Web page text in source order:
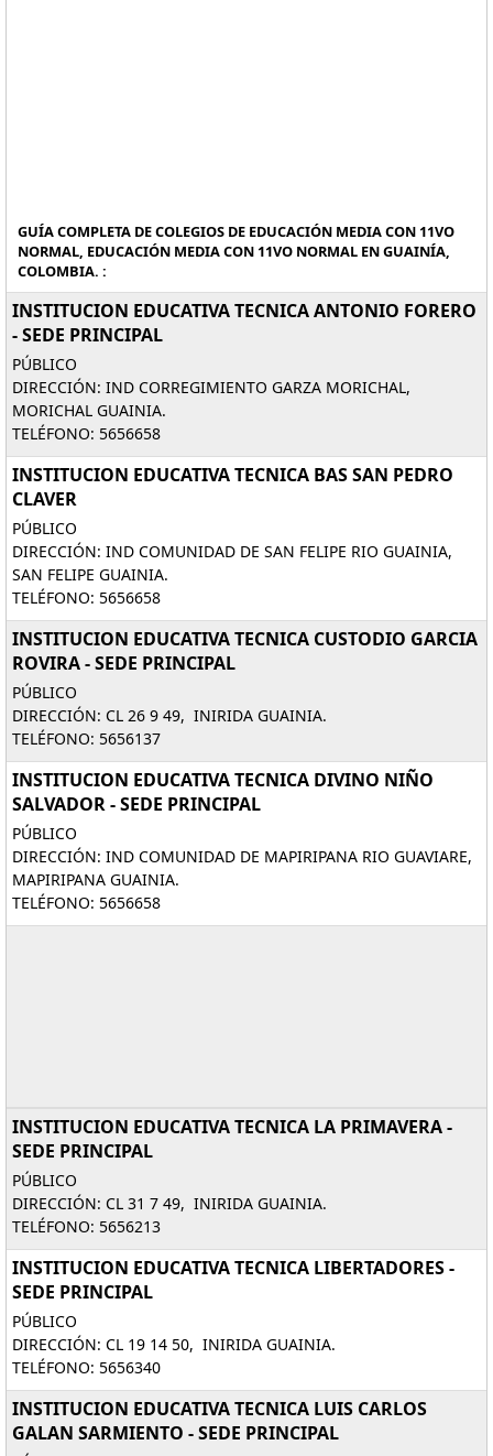
GUÍA COMPLETA DE COLEGIOS DE EDUCACIÓN MEDIA CON 11VO
NORMAL, EDUCACIÓN MEDIA CON 11VO NORMAL EN GUAINÍA,
COLOMBIA. :
INSTITUCION EDUCATIVA TECNICA ANTONIO FORERO
- SEDE PRINCIPAL
PÚBLICO
DIRECCIÓN: IND CORREGIMIENTO GARZA MORICHAL,
MORICHAL GUAINIA.
TELÉFONO: 5656658
INSTITUCION EDUCATIVA TECNICA BAS SAN PEDRO
CLAVER
PÚBLICO
DIRECCIÓN: IND COMUNIDAD DE SAN FELIPE RIO GUAINIA,
SAN FELIPE GUAINIA.
TELÉFONO: 5656658
INSTITUCION EDUCATIVA TECNICA CUSTODIO GARCIA
ROVIRA - SEDE PRINCIPAL
PÚBLICO
DIRECCIÓN: CL 26 9 49, INIRIDA GUAINIA.
TELÉFONO: 5656137
INSTITUCION EDUCATIVA TECNICA DIVINO NIÑO
SALVADOR - SEDE PRINCIPAL
PÚBLICO
DIRECCIÓN: IND COMUNIDAD DE MAPIRIPANA RIO GUAVIARE,
MAPIRIPANA GUAINIA.
TELÉFONO: 5656658
INSTITUCION EDUCATIVA TECNICA LA PRIMAVERA -
SEDE PRINCIPAL
PÚBLICO
DIRECCIÓN: CL 31 7 49, INIRIDA GUAINIA.
TELÉFONO: 5656213
INSTITUCION EDUCATIVA TECNICA LIBERTADORES -
SEDE PRINCIPAL
PÚBLICO
DIRECCIÓN: CL 19 14 50, INIRIDA GUAINIA.
TELÉFONO: 5656340
INSTITUCION EDUCATIVA TECNICA LUIS CARLOS
GALAN SARMIENTO - SEDE PRINCIPAL